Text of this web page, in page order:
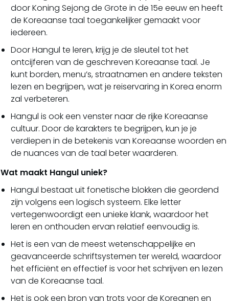
door Koning Sejong de Grote in de 15e eeuw en heeft
de Koreaanse taal toegankelijker gemaakt voor
iedereen.
Door Hangul te leren, krijg je de sleutel tot het
ontcijferen van de geschreven Koreaanse taal. Je
kunt borden, menu’s, straatnamen en andere teksten
lezen en begrijpen, wat je reiservaring in Korea enorm
zal verbeteren.
Hangul is ook een venster naar de rijke Koreaanse
cultuur. Door de karakters te begrijpen, kun je je
verdiepen in de betekenis van Koreaanse woorden en
de nuances van de taal beter waarderen.
Wat maakt Hangul uniek?
Hangul bestaat uit fonetische blokken die geordend
zijn volgens een logisch systeem. Elke letter
vertegenwoordigt een unieke klank, waardoor het
leren en onthouden ervan relatief eenvoudig is.
Het is een van de meest wetenschappelijke en
geavanceerde schriftsystemen ter wereld, waardoor
het efficiënt en effectief is voor het schrijven en lezen
van de Koreaanse taal.
Het is ook een bron van trots voor de Koreanen en